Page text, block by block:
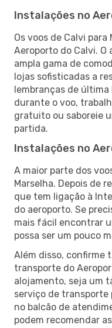
Instalações no
Os voos de Calvi
Aeroporto do Calvi. O
ampla gama de
lojas sofisticadas a
lembranças de
durante o voo,
gratuito ou saboreie
partida.
Instalações no
A maior parte dos
Marselha. Depois de
que tem ligação à
do aeroporto. Se
mais fácil encontrar
possa ser um pouco
Além disso, confirme
transporte do
alojamento, seja um
serviço de transporte
no balcão de
podem recomendar